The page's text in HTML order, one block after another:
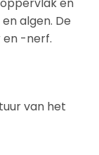
algen. De
en -nerf.
van het